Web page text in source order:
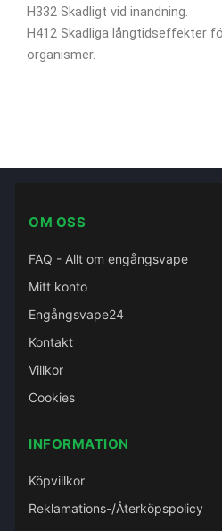
H332 Skadligt vid inandning.
H412 Skadliga långtidseffekter
organismer.
OM OSS
FAQ - Allt om engångsvape
Mitt konto
Engångsvape24
Kontakt
Villkor
Cookies
INFORMATION
Köpvillkor
Reklamations-/Återköpspolicy